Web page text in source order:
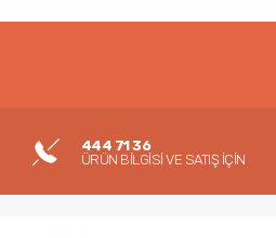
444 71 36
ÜRÜN BİLGİSİ VE SATIŞ İÇİN